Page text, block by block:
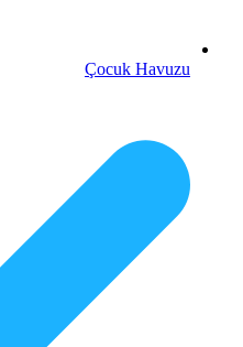
Çocuk Havuzu